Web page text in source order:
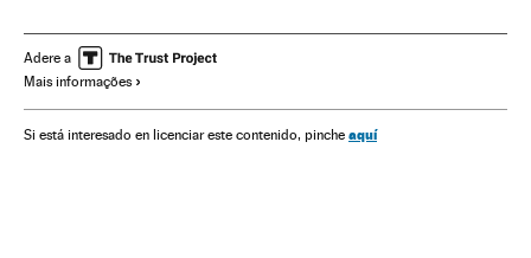
Adere a
Mais informações
Si está interesado en licenciar este contenido, pinche aquí